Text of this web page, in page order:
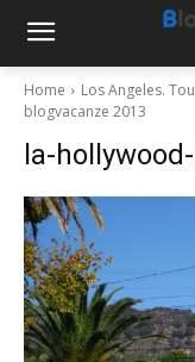
Home Los Angeles.
blogvacanze 2013
la-